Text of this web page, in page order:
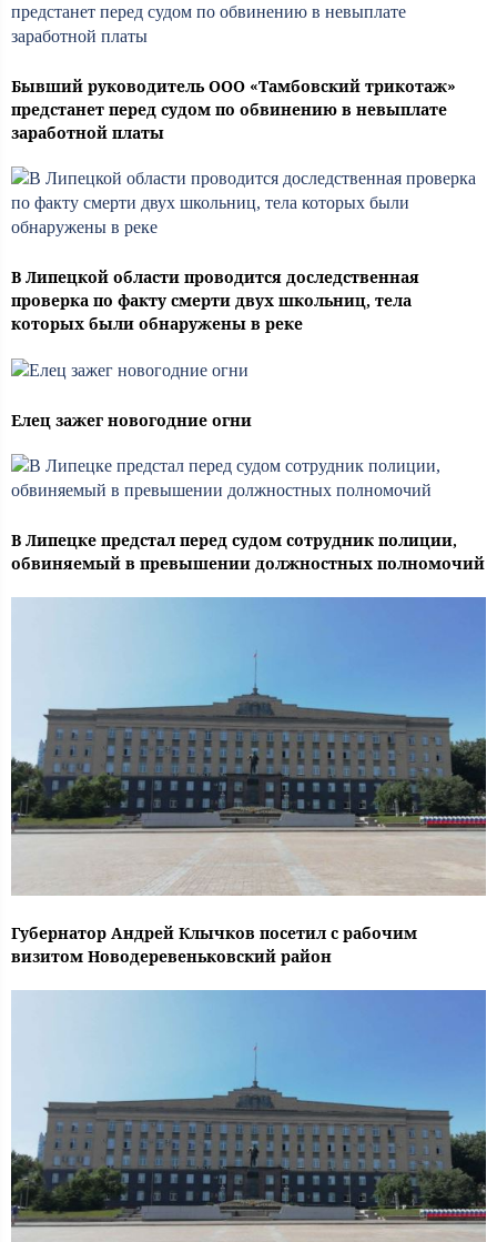
Бывший руководитель ООО «Тамбовский трикотаж»
предстанет перед судом по обвинению в невыплате
заработной платы
В Липецкой области проводится доследственная
проверка по факту смерти двух школьниц, тела
которых были обнаружены в реке
Елец зажег новогодние огни
В Липецке предстал перед судом сотрудник полиции,
обвиняемый в превышении должностных полномочий
Губернатор Андрей Клычков посетил с рабочим
визитом Новодеревеньковский район